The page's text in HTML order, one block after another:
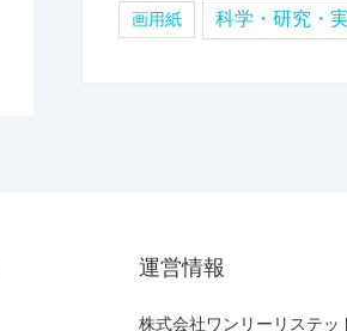
画用紙 科学・研究・
運営情報
株式会社ワンリーリステッ